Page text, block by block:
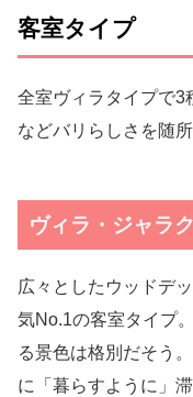
客室タイプ
全室ヴィラタイプで3
などバリらしさを随
ヴィラ・ジャラク
広々としたウッドデ
気No.1の客室タイプ
る景色は格別だそう
に「暮らすように」